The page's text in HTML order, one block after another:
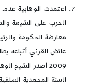
اعتمدت الوهابية
الحرب على الشيعة
معارضة الحكومة
عائض القرني أتباعه
2009 أصدر الشيخ
السنة المحمدية